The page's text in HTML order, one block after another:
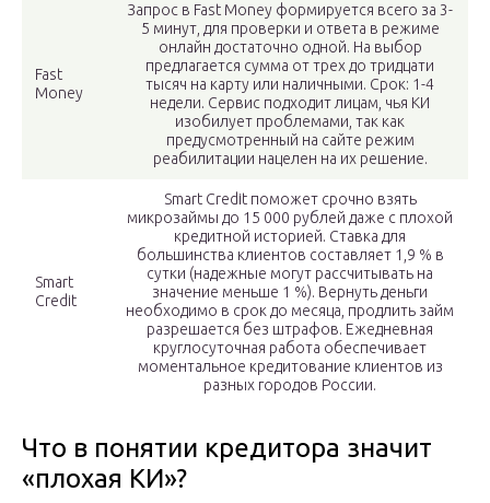
Fast
Money
Запрос в Fast Money формируется всего за 3-
5 минут, для проверки и ответа в режиме
онлайн достаточно одной. На выбор
предлагается сумма от трех до тридцати
тысяч на карту или наличными. Срок: 1-4
недели. Сервис подходит лицам, чья КИ
изобилует проблемами, так как
предусмотренный на сайте режим
реабилитации нацелен на их решение.
Smart
Credit
Smart Credit поможет срочно взять
микрозаймы до 15 000 рублей даже с плохой
кредитной историей. Ставка для
большинства клиентов составляет 1,9 % в
сутки (надежные могут рассчитывать на
значение меньше 1 %). Вернуть деньги
необходимо в срок до месяца, продлить займ
разрешается без штрафов. Ежедневная
круглосуточная работа обеспечивает
моментальное кредитование клиентов из
разных городов России.
Что в понятии кредитора значит
«плохая КИ»?